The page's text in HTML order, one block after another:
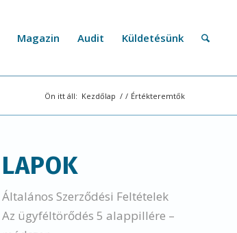
Magazin Audit Küldetésünk
Ön itt áll: Kezdőlap / / Értékteremtők
LAPOK
Általános Szerződési Feltételek
Az ügyféltörődés 5 alappillére –